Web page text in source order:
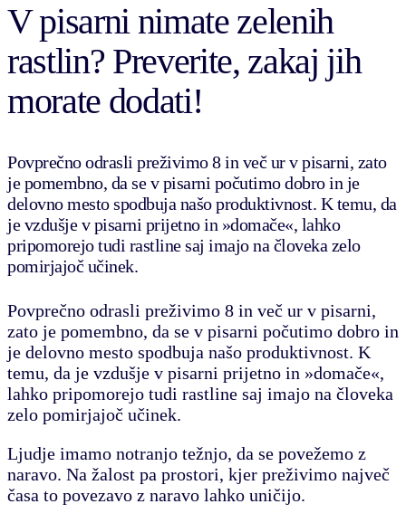
V pisarni nimate zelenih
rastlin? Preverite, zakaj jih
morate dodati!
Povprečno odrasli preživimo 8 in več ur v pisarni, zato
je pomembno, da se v pisarni počutimo dobro in je
delovno mesto spodbuja našo produktivnost. K temu, da
je vzdušje v pisarni prijetno in »domače«, lahko
pripomorejo tudi rastline saj imajo na človeka zelo
pomirjajoč učinek.
Povprečno odrasli preživimo 8 in več ur v pisarni,
zato je pomembno, da se v pisarni počutimo dobro in
je delovno mesto spodbuja našo produktivnost. K
temu, da je vzdušje v pisarni prijetno in »domače«,
lahko pripomorejo tudi rastline saj imajo na človeka
zelo pomirjajoč učinek.
Ljudje imamo notranjo težnjo, da se povežemo z
naravo. Na žalost pa prostori, kjer preživimo največ
časa to povezavo z naravo lahko uničijo.